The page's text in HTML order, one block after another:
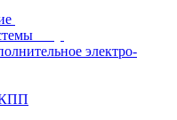
электро-